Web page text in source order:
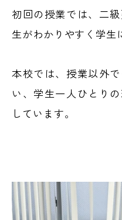
初回の授業では、二
生がわかりやすく学生
本校では、授業以外
い、学生一人ひとり
しています。